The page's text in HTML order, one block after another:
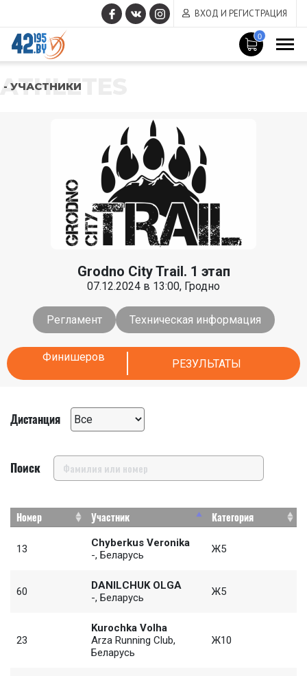
ВХОД И РЕГИСТРАЦИЯ
0
ATHLETES
- УЧАСТНИКИ
Grodno City Trail. 1 этап
07.12.2024 в 13:00, Гродно
Регламент Техническая информация
Финишеров РЕЗУЛЬТАТЫ
Дистанция
Поиск
Номер Участник Категория
13
Chyberkus Veronika
-, Беларусь
Ж5
60
DANILCHUK OLGA
-, Беларусь
Ж5
23
Kurochka Volha
Arza Running Club,
Беларусь
Ж10